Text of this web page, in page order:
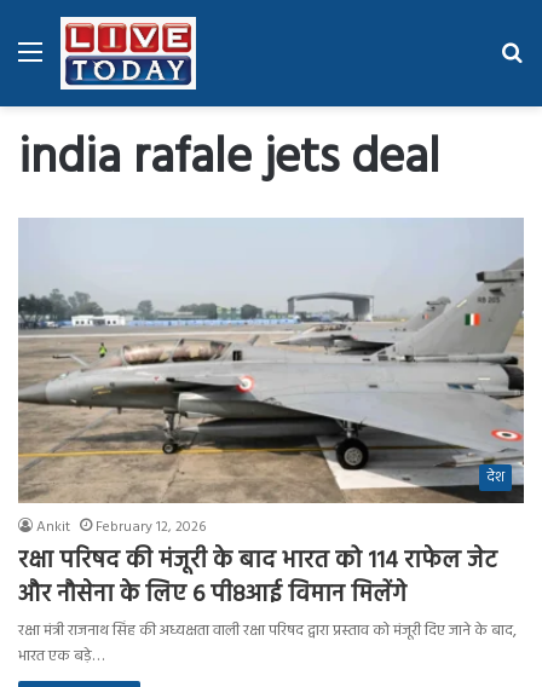
Menu
india rafale jets deal
देश
Ankit February 12, 2026
रक्षा परिषद की मंजूरी के बाद भारत को 114 राफेल जेट
और नौसेना के लिए 6 पी8आई विमान मिलेंगे
रक्षा मंत्री राजनाथ सिंह की अध्यक्षता वाली रक्षा परिषद द्वारा प्रस्ताव को मंजूरी दिए जाने के बाद,
भारत एक बड़े…